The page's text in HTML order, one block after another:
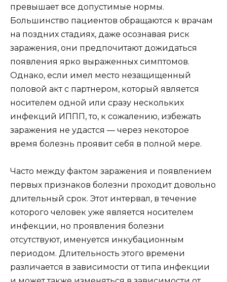
превышает все допустимые нормы.
Большинство пациентов обращаются к врачам
на поздних стадиях, даже осознавая риск
заражения, они предпочитают дожидаться
появления ярко выраженных симптомов.
Однако, если имел место незащищенный
половой акт с партнером, который является
носителем одной или сразу нескольких
инфекций ИППП, то, к сожалению, избежать
заражения не удастся — через некоторое
время болезнь проявит себя в полной мере.
Часто между фактом заражения и появлением
первых признаков болезни проходит довольно
длительный срок. Этот интервал, в течение
которого человек уже является носителем
инфекции, но проявления болезни
отсутствуют, именуется инкубационным
периодом. Длительность этого времени
различается в зависимости от типа инфекции